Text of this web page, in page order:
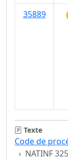
35889
Texte
Code de
NATINF